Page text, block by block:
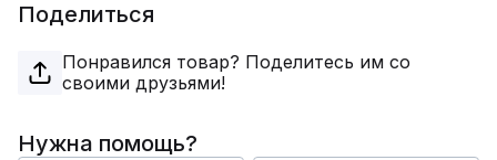
Поделиться
Понравился товар? Поделитесь им со
своими друзьями!
Нужна помощь?